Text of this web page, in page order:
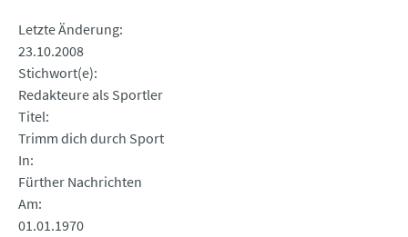
Letzte Änderung
23.10.2008
Stichwort(e)
Redakteure als Sportler
Titel
Trimm dich durch Sport
In
Fürther Nachrichten
Am
01.01.1970